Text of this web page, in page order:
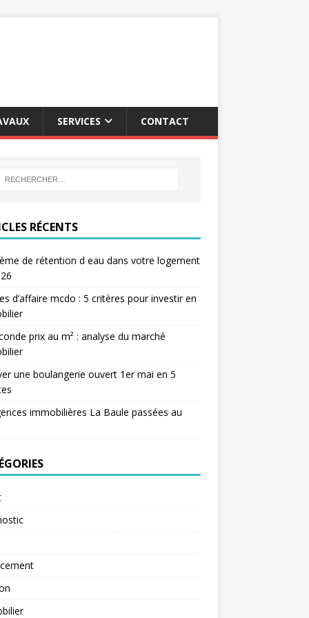
SERVICES CONTACT
RÉCENTS
de rétention d eau dans votre logement
d’affaire mcdo : 5 critères pour investir en
prix au m² : analyse du marché
une boulangerie ouvert 1er mai en 5
immobilières La Baule passées au